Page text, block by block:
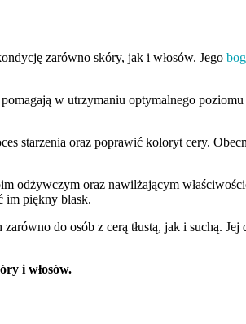
zarówno skóry, jak i włosów. Jego
w utrzymaniu optymalnego
starzenia oraz poprawić koloryt cery.
odżywczym oraz nawilżającym
im piękny blask.
do osób z cerą tłustą, jak i suchą. Jej
i włosów.